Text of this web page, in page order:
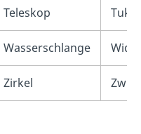
Teleskop
Wasserschlange
Zirkel